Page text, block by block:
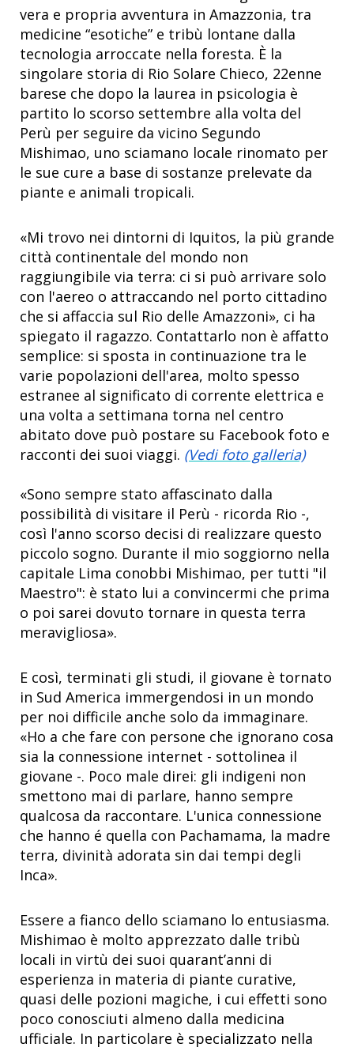
vera e propria avventura in Amazzonia, tra
medicine “esotiche” e tribù lontane dalla
tecnologia arroccate nella foresta. È la
singolare storia di Rio Solare Chieco, 22enne
barese che dopo la laurea in psicologia è
partito lo scorso settembre alla volta del
Perù per seguire da vicino Segundo
Mishimao, uno sciamano locale rinomato per
le sue cure a base di sostanze prelevate da
piante e animali tropicali.
«Mi trovo nei dintorni di Iquitos, la più grande
città continentale del mondo non
raggiungibile via terra: ci si può arrivare solo
con l'aereo o attraccando nel porto cittadino
che si affaccia sul Rio delle Amazzoni», ci ha
spiegato il ragazzo. Contattarlo non è affatto
semplice: si sposta in continuazione tra le
varie popolazioni dell'area, molto spesso
estranee al significato di corrente elettrica e
una volta a settimana torna nel centro
abitato dove può postare su Facebook foto e
racconti dei suoi viaggi. (Vedi foto galleria)
«Sono sempre stato affascinato dalla
possibilità di visitare il Perù - ricorda Rio -,
così l'anno scorso decisi di realizzare questo
piccolo sogno. Durante il mio soggiorno nella
capitale Lima conobbi Mishimao, per tutti "il
Maestro": è stato lui a convincermi che prima
o poi sarei dovuto tornare in questa terra
meravigliosa».
E così, terminati gli studi, il giovane è tornato
in Sud America immergendosi in un mondo
per noi difficile anche solo da immaginare.
«Ho a che fare con persone che ignorano cosa
sia la connessione internet - sottolinea il
giovane -. Poco male direi: gli indigeni non
smettono mai di parlare, hanno sempre
qualcosa da raccontare. L'unica connessione
che hanno é quella con Pachamama, la madre
terra, divinità adorata sin dai tempi degli
Inca».
Essere a fianco dello sciamano lo entusiasma.
Mishimao è molto apprezzato dalle tribù
locali in virtù dei suoi quarant’anni di
esperienza in materia di piante curative,
quasi delle pozioni magiche, i cui effetti sono
poco conosciuti almeno dalla medicina
ufficiale. In particolare è specializzato nella